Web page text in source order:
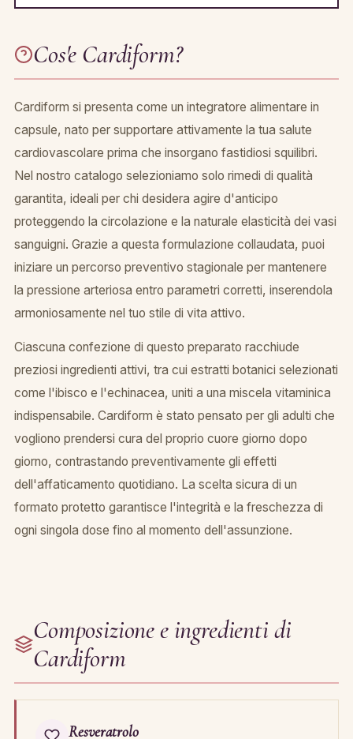
Cos'e Cardiform?
Cardiform si presenta come un integratore alimentare in
capsule, nato per supportare attivamente la tua salute
cardiovascolare prima che insorgano fastidiosi squilibri.
Nel nostro catalogo selezioniamo solo rimedi di qualità
garantita, ideali per chi desidera agire d'anticipo
proteggendo la circolazione e la naturale elasticità dei vasi
sanguigni. Grazie a questa formulazione collaudata, puoi
iniziare un percorso preventivo stagionale per mantenere
la pressione arteriosa entro parametri corretti, inserendola
armoniosamente nel tuo stile di vita attivo.
Ciascuna confezione di questo preparato racchiude
preziosi ingredienti attivi, tra cui estratti botanici selezionati
come l'ibisco e l'echinacea, uniti a una miscela vitaminica
indispensabile. Cardiform è stato pensato per gli adulti che
vogliono prendersi cura del proprio cuore giorno dopo
giorno, contrastando preventivamente gli effetti
dell'affaticamento quotidiano. La scelta sicura di un
formato protetto garantisce l'integrità e la freschezza di
ogni singola dose fino al momento dell'assunzione.
Composizione e ingredienti di
Cardiform
Resveratrolo